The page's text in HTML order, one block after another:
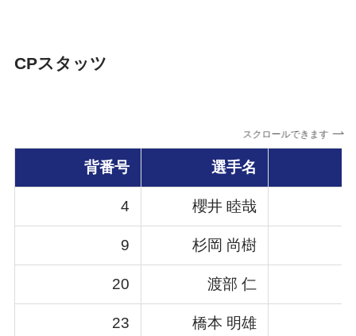
CPスタッツ
スクロールできます
背番号 選手名
4 櫻井 睦哉
9 杉岡 尚樹
20 渡部 仁
23 橋本 明雄